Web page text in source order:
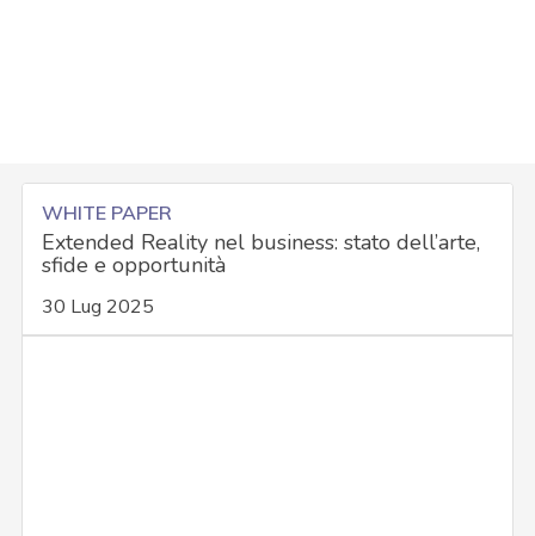
WHITE PAPER
Extended Reality nel business: stato dell’arte,
sfide e opportunità
30 Lug 2025